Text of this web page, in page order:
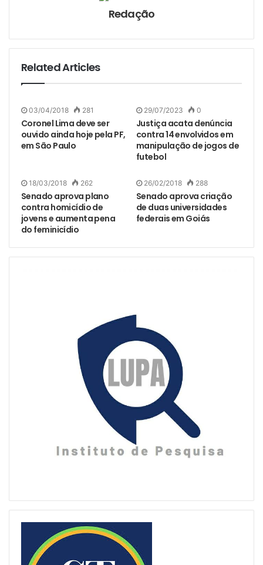
Redação
Related Articles
03/04/2018 281
Coronel Lima deve ser
ouvido ainda hoje pela PF,
em São Paulo
29/07/2023 0
Justiça acata denúncia
contra 14 envolvidos em
manipulação de jogos de
futebol
18/03/2018 262
Senado aprova plano
contra homicídio de
jovens e aumenta pena
do feminicídio
26/02/2018 288
Senado aprova criação
de duas universidades
federais em Goiás